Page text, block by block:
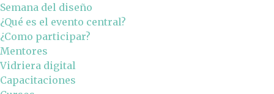
Semana del diseño
¿Qué es el evento central?
¿Como participar?
Mentores
Vidriera digital
Capacitaciones